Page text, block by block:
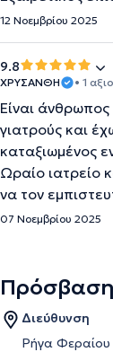
12 Νοεμβρίου 2025
9.8
ΧΡΥΣΑΝΘΗ • 1
Είναι
γιατρούς και
καταξιωμένος
Ωραίο ιατρείο
να τον
07 Νοεμβρίου 2025
Πρόσβαση
Διεύθυνση
Ρήγα